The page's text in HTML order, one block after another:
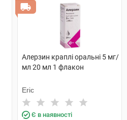
Алерзин краплі оральні 5 мг/
мл 20 мл 1 флакон
Егіс
Є в наявності